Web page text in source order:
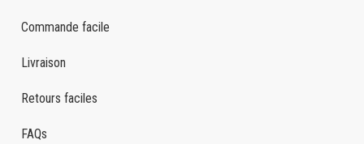
Commande facile
Livraison
Retours faciles
FAQs